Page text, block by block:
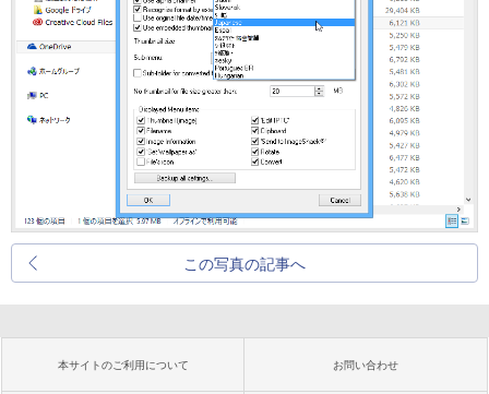
この写真の記事へ
本サイトのご利用について お問い合わせ